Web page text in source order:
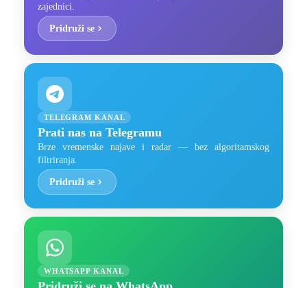
zajednici.
Pridruži se
TELEGRAM KANAL
Prati nas na Telegramu
Brze vremenske najave i radar — bez algoritamskog
filtriranja.
Pridruži se
WHATSAPP KANAL